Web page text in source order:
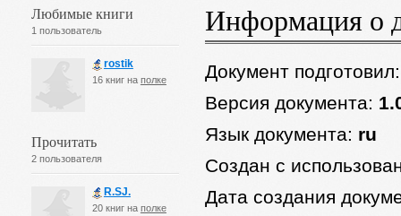
Любимые книги
1 пользователь
rostik
16 книг на полке
Прочитать
2 пользователя
R.SJ.
20 книг на полке
Информация о
Документ
Версия документа:
Язык документа: ru
Создан с
Дата создания